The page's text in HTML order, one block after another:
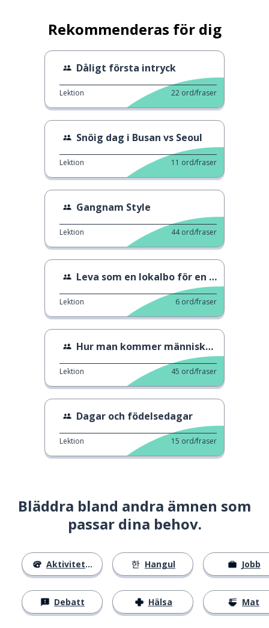
Rekommenderas för dig
Dåligt första intryck
Lektion 22 ord/fraser
Snöig dag i Busan vs Seoul
Lektion 11 ord/fraser
Gangnam Style
Lektion 44 ord/fraser
Leva som en lokalbo för en dag
Lektion 6 ord/fraser
Hur man kommer människor närmare
Lektion 45 ord/fraser
Dagar och födelsedagar
Lektion 15 ord/fraser
Bläddra bland andra ämnen som
passar dina behov.
Aktiviteter
Debatt
Hangul
Hälsa
Jobb
Mat